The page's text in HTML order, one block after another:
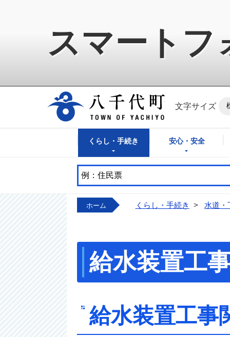
スマートフ
八千代町公式ホ
文字サイズ
くらし・手続き 安心・安全
ホーム くらし・手続き > 水道・
給水装置工
給水装置工